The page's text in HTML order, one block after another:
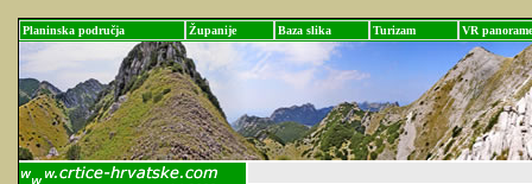
Planinska područja Županije Baza slika Turizam VR panorame